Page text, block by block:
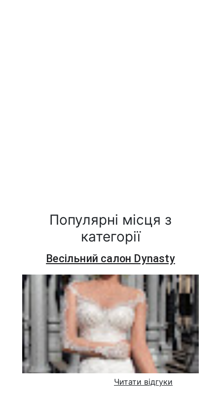
Популярні місця з
категорії
Весільний салон Dynasty
Читати відгуки